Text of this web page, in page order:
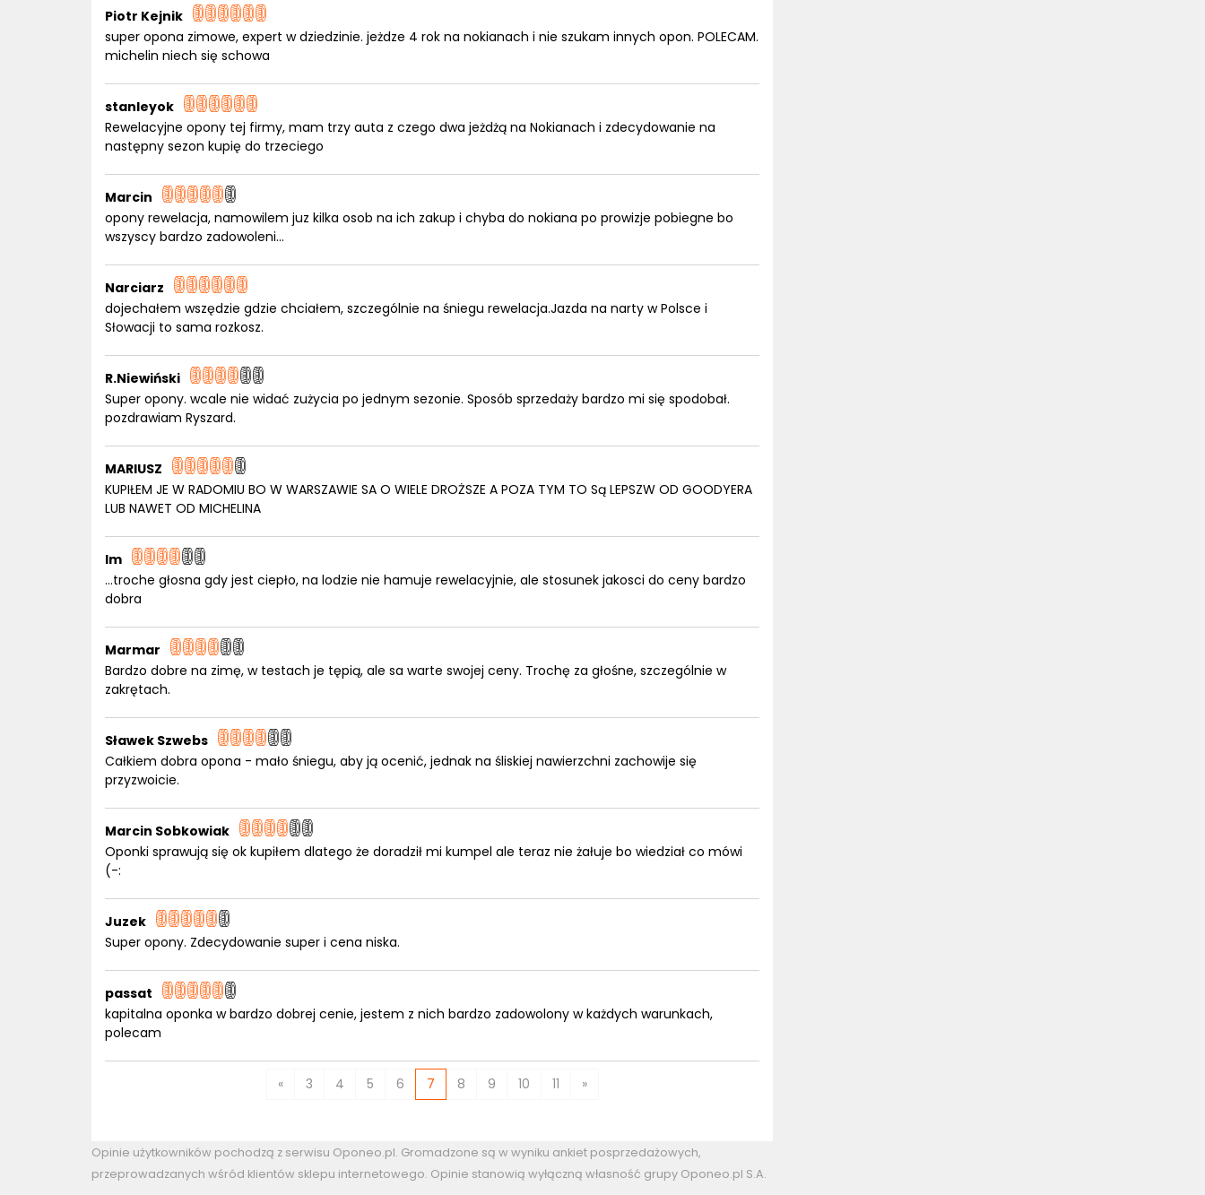
Piotr Kejnik
super opona zimowe, expert w dziedzinie. jeżdze 4 rok na nokianach i nie szukam innych opon. POLECAM.
michelin niech się schowa
stanleyok
Rewelacyjne opony tej firmy, mam trzy auta z czego dwa jeżdżą na Nokianach i zdecydowanie na
następny sezon kupię do trzeciego
Marcin
opony rewelacja, namowilem juz kilka osob na ich zakup i chyba do nokiana po prowizje pobiegne bo
wszyscy bardzo zadowoleni...
Narciarz
dojechałem wszędzie gdzie chciałem, szczególnie na śniegu rewelacja.Jazda na narty w Polsce i
Słowacji to sama rozkosz.
R.Niewiński
Super opony. wcale nie widać zużycia po jednym sezonie. Sposób sprzedaży bardzo mi się spodobał.
pozdrawiam Ryszard.
MARIUSZ
KUPIŁEM JE W RADOMIU BO W WARSZAWIE SA O WIELE DROŻSZE A POZA TYM TO Są LEPSZW OD GOODYERA
LUB NAWET OD MICHELINA
lm
...troche głosna gdy jest ciepło, na lodzie nie hamuje rewelacyjnie, ale stosunek jakosci do ceny bardzo
dobra
Marmar
Bardzo dobre na zimę, w testach je tępią, ale sa warte swojej ceny. Trochę za głośne, szczególnie w
zakrętach.
Sławek Szwebs
Całkiem dobra opona - mało śniegu, aby ją ocenić, jednak na śliskiej nawierzchni zachowije się
przyzwoicie.
Marcin Sobkowiak
Oponki sprawują się ok kupiłem dlatego że doradził mi kumpel ale teraz nie żałuje bo wiedział co mówi
(-:
Juzek
Super opony. Zdecydowanie super i cena niska.
passat
kapitalna oponka w bardzo dobrej cenie, jestem z nich bardzo zadowolony w każdych warunkach,
polecam
« 3 4 5 6 7 8 9 10 11 »
Opinie użytkowników pochodzą z serwisu Oponeo.pl. Gromadzone są w wyniku ankiet posprzedażowych,
przeprowadzanych wśród klientów sklepu internetowego. Opinie stanowią wyłączną własność grupy Oponeo.pl S.A.